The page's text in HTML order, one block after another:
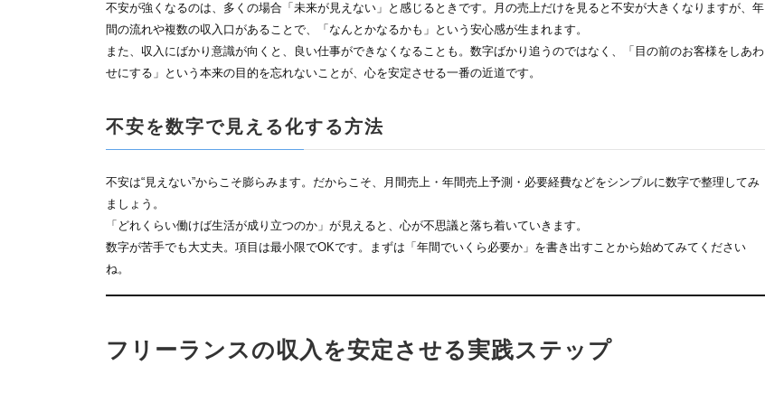
不安が強くなるのは、多くの場合「未来が見えない」と感じるときです。月の売上だけを見ると不安が大きくなりますが、年
間の流れや複数の収入口があることで、「なんとかなるかも」という安心感が生まれます。
また、収入にばかり意識が向くと、良い仕事ができなくなることも。数字ばかり追うのではなく、「目の前のお客様をしあわ
せにする」という本来の目的を忘れないことが、心を安定させる一番の近道です。
不安を数字で見える化する方法
不安は“見えない”からこそ膨らみます。だからこそ、月間売上・年間売上予測・必要経費などをシンプルに数字で整理してみ
ましょう。
「どれくらい働けば生活が成り立つのか」が見えると、心が不思議と落ち着いていきます。
数字が苦手でも大丈夫。項目は最小限でOKです。まずは「年間でいくら必要か」を書き出すことから始めてみてください
ね。
フリーランスの収入を安定させる実践ステップ